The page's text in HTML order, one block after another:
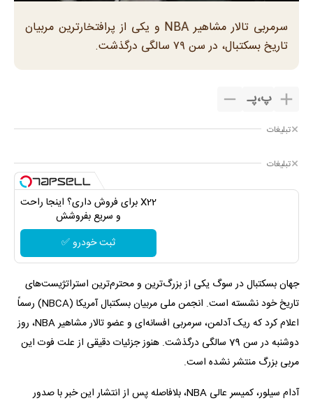
سرمربی تالار مشاهیر NBA و یکی از پرافتخارترین مربیان
تاریخ بسکتبال، در سن ۷۹ سالگی درگذشت.
پ،پـ
تبلیغات
تبلیغات
X22 برای فروش داری؟ اینجا راحت
و سریع بفروشش
ثبت خودرو ✅
جهان بسکتبال در سوگ یکی از بزرگ‌ترین و محترم‌ترین استراتژیست‌های
تاریخ خود نشسته است. انجمن ملی مربیان بسکتبال آمریکا (NBCA) رسماً
اعلام کرد که ریک آدلمن، سرمربی افسانه‌ای و عضو تالار مشاهیر NBA، روز
دوشنبه در سن 79 سالگی درگذشت. هنوز جزئیات دقیقی از علت فوت این
مربی بزرگ منتشر نشده است.
آدام سیلور، کمیسر عالی NBA، بلافاصله پس از انتشار این خبر با صدور